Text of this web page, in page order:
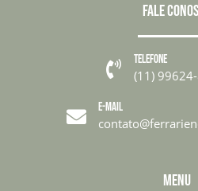
FALE
 TELEFONE
(11)
 E-MAIL
MENU